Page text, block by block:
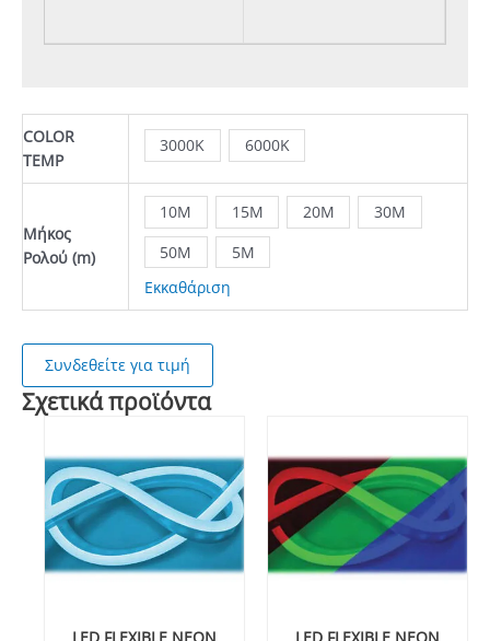
COLOR
TEMP
3000Κ 6000Κ
Μήκος
Ρολού (m)
10Μ 15Μ 20Μ
30Μ
50M
5Μ
Εκκαθάριση
Συνδεθείτε για τιμή
Σχετικά προϊόντα